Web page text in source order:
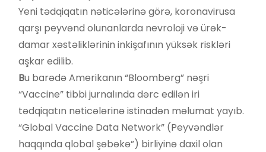
Yeni tədqiqatın nəticələrinə görə, koronavirusa
qarşı peyvənd olunanlarda nevroloji və ürək-
damar xəstəliklərinin inkişafının yüksək riskləri
aşkar edilib.
Bu barədə Amerikanın “Bloomberg” nəşri
“Vaccine” tibbi jurnalında dərc edilən iri
tədqiqatın nəticələrinə istinadən məlumat yayıb.
“Global Vaccine Data Network” (Peyvəndlər
haqqında qlobal şəbəkə”) birliyinə daxil olan